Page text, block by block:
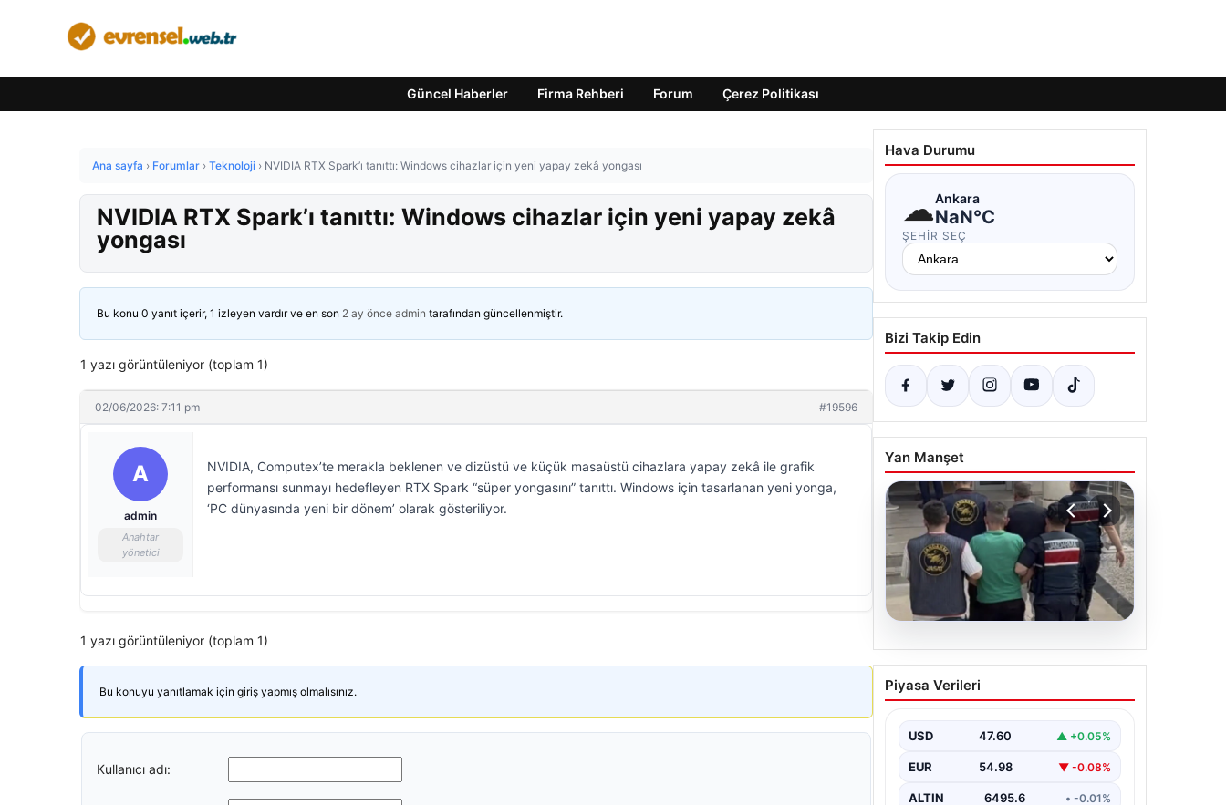
Güncel Haberler Firma Rehberi Forum Çerez Politikası
Ana sayfa › Forumlar › Teknoloji › NVIDIA RTX Spark’ı tanıttı: Windows cihazlar için yeni yapay zekâ yongası
NVIDIA RTX Spark’ı tanıttı: Windows cihazlar için yeni yapay zekâ
yongası
Bu konu 0 yanıt içerir, 1 izleyen vardır ve en son 2 ay önce admin tarafından güncellenmiştir.
1 yazı görüntüleniyor (toplam 1)
02/06/2026: 7:11 pm #19596
A
admin
Anahtar
yönetici
NVIDIA, Computex’te merakla beklenen ve dizüstü ve küçük masaüstü cihazlara yapay zekâ ile grafik
performansı sunmayı hedefleyen RTX Spark “süper yongasını” tanıttı. Windows için tasarlanan yeni yonga,
‘PC dünyasında yeni bir dönem’ olarak gösteriliyor.
1 yazı görüntüleniyor (toplam 1)
Bu konuyu yanıtlamak için giriş yapmış olmalısınız.
Kullanıcı adı:
Hava Durumu
☁Ankara
NaN°C
ŞEHIR SEÇ
Bizi Takip Edin
Yan Manşet
06.08.2026
Böyle hırsızlık görülmedi!
Baz istasyonlarından 2
Piyasa Verileri
USD 47.60 ▲ +0.05%
EUR 54.98 ▼ -0.08%
ALTIN 6495.6 • -0.01%